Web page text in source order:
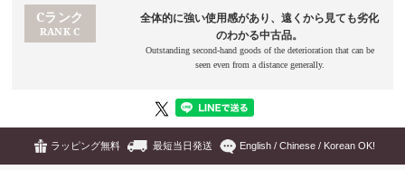
ラッピング無料 最短当日発送 English / Chinese / Korean OK!